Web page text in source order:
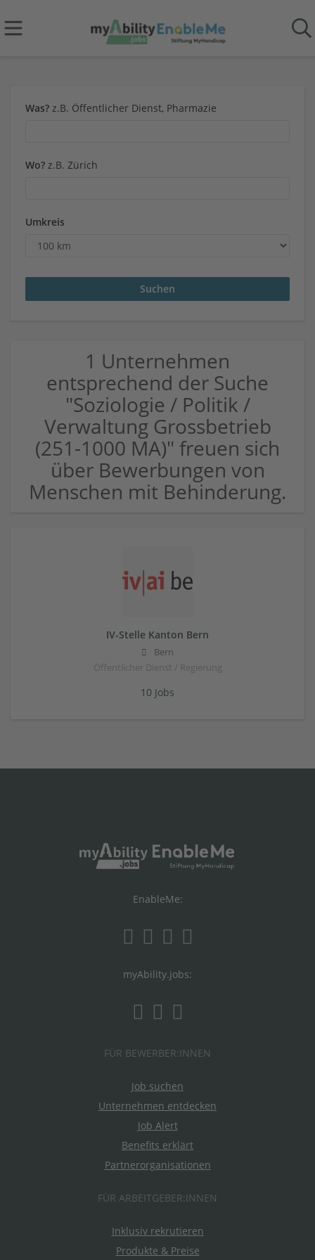
Was? z.B. Öffentlicher Dienst, Pharmazie
Wo? z.B. Zürich
Umkreis
1 Unternehmen
entsprechend der Suche
"Soziologie / Politik /
Verwaltung Grossbetrieb
(251-1000 MA)" freuen sich
über Bewerbungen von
Menschen mit Behinderung.
IV-Stelle Kanton Bern
Bern
Öffentlicher Dienst / Regierung
10 Jobs
EnableMe:
myAbility.jobs:
FÜR BEWERBER:INNEN
Job suchen
Unternehmen entdecken
Job Alert
Benefits erklärt
Partnerorganisationen
FÜR ARBEITGEBER:INNEN
Inklusiv rekrutieren
Produkte & Preise